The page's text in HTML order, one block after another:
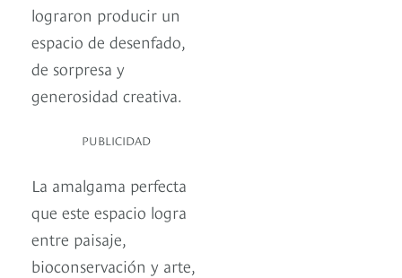
lograron producir un
espacio de desenfado,
de sorpresa y
generosidad creativa.
PUBLICIDAD
La amalgama perfecta
que este espacio logra
entre paisaje,
bioconservación y arte,